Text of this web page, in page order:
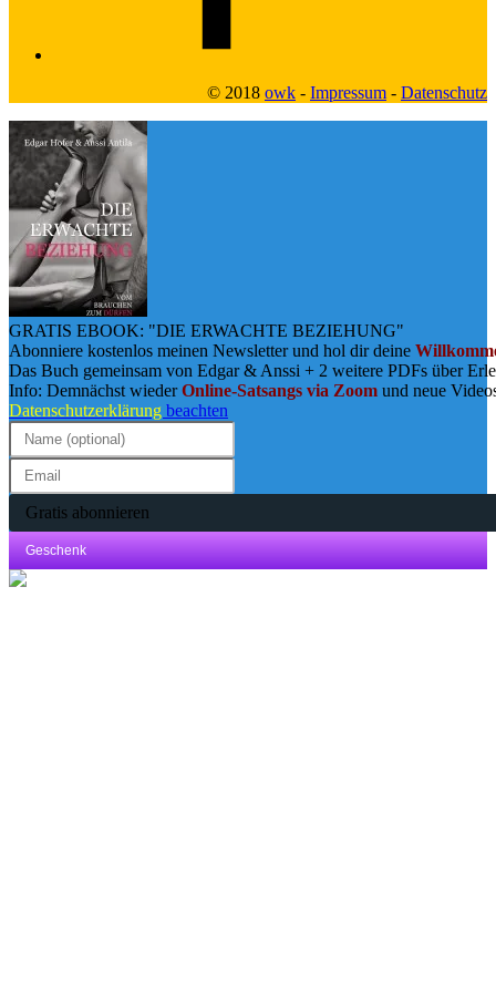
© 2018 owk - Impressum - Datenschutz
GRATIS EBOOK: "DIE ERWACHTE BEZIEHUNG"
Abonniere kostenlos meinen Newsletter und hol dir deine
Das Buch gemeinsam von Edgar & Anssi + 2 weitere PDFs über
Info: Demnächst wiederOnline-Satsangs via Zoom und neue
Datenschutzerklärung beachten
Gratis abonnieren
Geschenk